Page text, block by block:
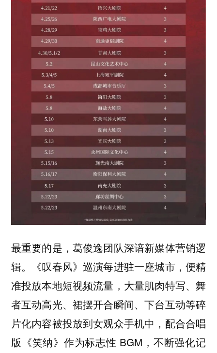
最重要的是，葛俊逸团队深谙新媒体营销逻
辑。《叹春风》巡演每进驻一座城市，便精
准投放本地短视频流量，大量肌肉特写、舞
者互动高光、裙摆开合瞬间、下台互动等碎
片化内容被投放到女观众手机中，配合合唱
版《笑纳》作为标志性 BGM，不断强化记